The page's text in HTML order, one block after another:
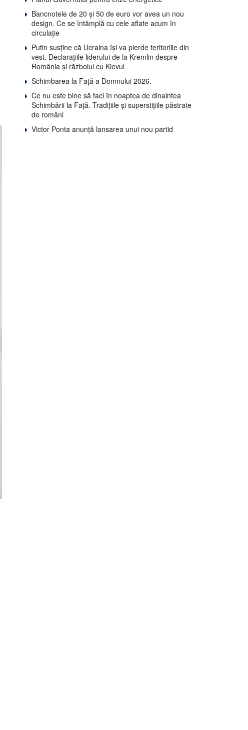
Bancnotele de 20 și 50 de euro vor avea un nou
design. Ce se întâmplă cu cele aflate acum în
circulație
Putin susține că Ucraina își va pierde teritoriile din
vest. Declarațiile liderului de la Kremlin despre
România și războiul cu Kievul
Schimbarea la Față a Domnului 2026.
Ce nu este bine să faci în noaptea de dinaintea
Schimbării la Față. Tradițiile și superstițiile păstrate
de români
Victor Ponta anunță lansarea unui nou partid